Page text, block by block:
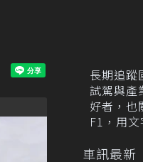
長期追蹤
試駕與產
好者，也
F1，用
車訊最新